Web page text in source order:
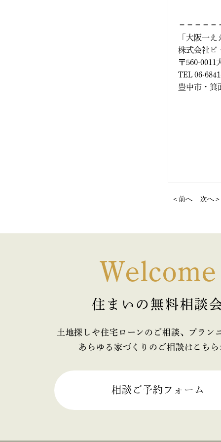
＝＝＝＝＝
「大阪一
株式会社ビ
〒560-0011
TEL 06-
豊中市・箕
＜前へ 次へ＞
Welcome
住まいの無料相談
土地探しや住宅ローンのご相談、プラン
あらゆる家づくりのご相談はこち
相談ご予約フォーム